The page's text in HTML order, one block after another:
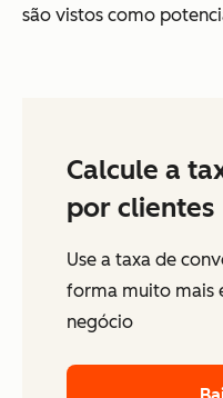
são vistos como
Calcule a
por clientes
Use a taxa de
forma muito mais
negócio